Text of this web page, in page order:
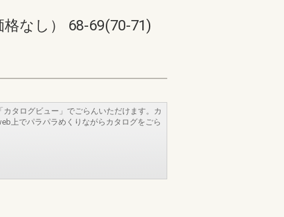
なし） 68-69(70-71)
カタログビュー」でごらんいただけます。カ
上でパラパラめくりながらカタログをごら